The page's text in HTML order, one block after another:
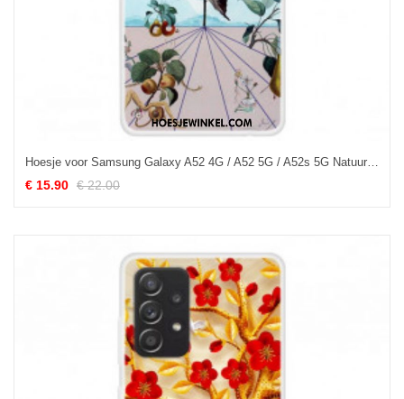
Hoesje voor Samsung Galaxy A52 4G / A52 5G / A52s 5G Natuur Vlinders
€ 15.90 € 22.00